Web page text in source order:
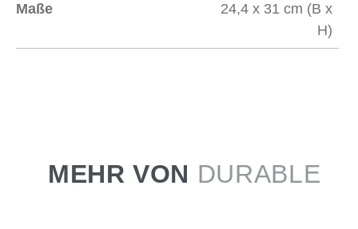
Maße
24,4 x 31 cm (B x
H)
MEHR VON DURABLE